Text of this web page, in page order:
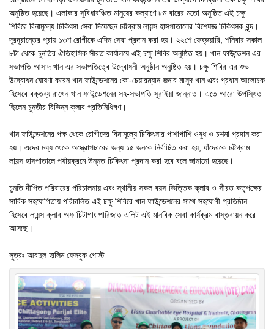
অনুষ্ঠিত হয়েছে। এলাকার সুবিধাবঞ্চিত মানুষের কল্যাণে ৮ম বারের মতো অনুষ্ঠিত এই চক্ষু
শিবিরে বিনামূল্যে চিকিৎসা সেবা দিয়েছেন চট্টগ্রাম লায়ন্স হাসপাতালের বিশেষজ্ঞ চিকিৎসক বৃন্দ।
দূরদূরান্তের প্রায় ১৩শ রোগীকে এদিন সেবা প্রদান করা হয়। ২২শে ফেব্রুয়ারি, শনিবার সকাল
৮টা থেকে চুনতির ঐতিহাসিক সীরত কার্যালয়ে এই চক্ষু শিবির অনুষ্ঠিত হয়। খান ফাউন্ডেশন এর
সভাপতি আসাদ খান এর সভাপতিত্বে উদ্বোধনী অনুষ্ঠান অনুষ্ঠিত হয়। চক্ষু শিবির এর শুভ
উদ্বোধন ঘোষণা করেন খান ফাউন্ডেশনের কো-চেয়ারম্যান জনাব মাসুদ খান এবং প্রধান আলোচক
হিসেবে বক্তব্য রাখেন খান ফাউন্ডেশনের সহ-সভাপতি সুরাইয়া জান্নাত। এতে আরো উপস্থিত
ছিলেন চুনতীর বিভিন্ন ক্লাব প্রতিনিধিগণ।
খান ফাউন্ডেশনের পক্ষ থেকে রোগীদের বিনামূল্যে চিকিৎসার পাশাপাশি ওষুধ ও চশমা প্রদান করা
হয়। এদের মধ্য থেকে অস্ত্রোপচারের জন্য ১৫ জনকে নির্বাচিত করা হয়, যাঁদেরকে চট্টগ্রাম
লায়ন্স হাসপাতালে পর্যায়ক্রমে উন্নত চিকিৎসা প্রদান করা হবে বলে জানানো হয়েছে।
চুনতি দীপিত পরিবারের পরিচালনায় এবং স্থানীয় সকল বয়স ভিত্তিক ক্লাব ও সীরত কতৃপক্ষের
সার্বিক সহযোগিতায় পরিচালিত এই চক্ষু শিবিরে খান ফাউন্ডেশনের সাথে সহযোগী প্রতিষ্ঠান
হিসেবে লায়ন্স ক্লাব অফ চিটাগাং পারিজাত এলিট এই মানবিক সেবা কার্যক্রম বাস্তবায়ন করে
আসছে।
সুত্রঃ আবদুল হালিম ফেসবুক পোস্ট